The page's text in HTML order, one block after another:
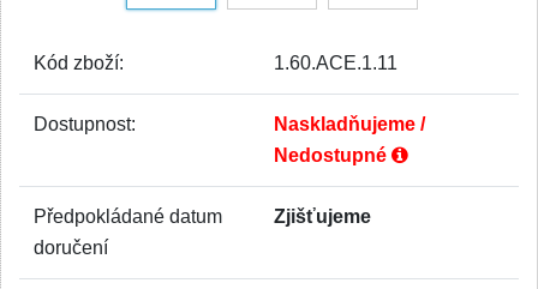
Kód zboží: 1.60.ACE.1.11
Dostupnost:
Naskladňujeme /
Nedostupné
Předpokládané datum
doručení
Zjišťujeme